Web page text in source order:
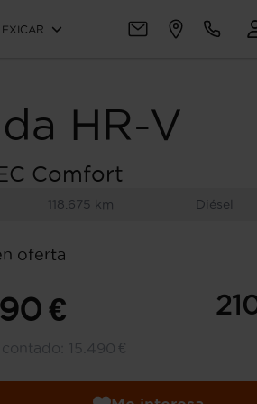
HR-V
Comfort
118.675 km Diésel
oferta
€
15.490 €